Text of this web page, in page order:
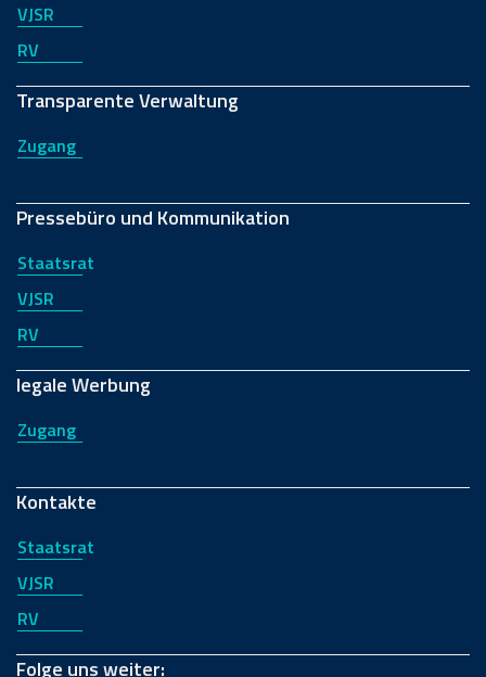
VJSR
RV
Transparente Verwaltung
Zugang
Pressebüro und Kommunikation
Staatsrat
VJSR
RV
legale Werbung
Zugang
Kontakte
Staatsrat
VJSR
RV
Folge uns weiter: